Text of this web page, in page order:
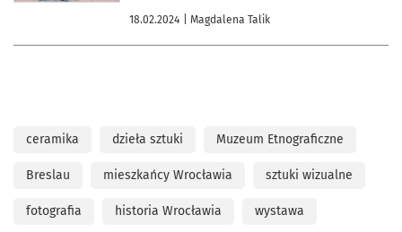
18.02.2024 | Magdalena Talik
ceramika dzieła sztuki Muzeum Etnograficzne
Breslau mieszkańcy Wrocławia sztuki wizualne
fotografia historia Wrocławia wystawa